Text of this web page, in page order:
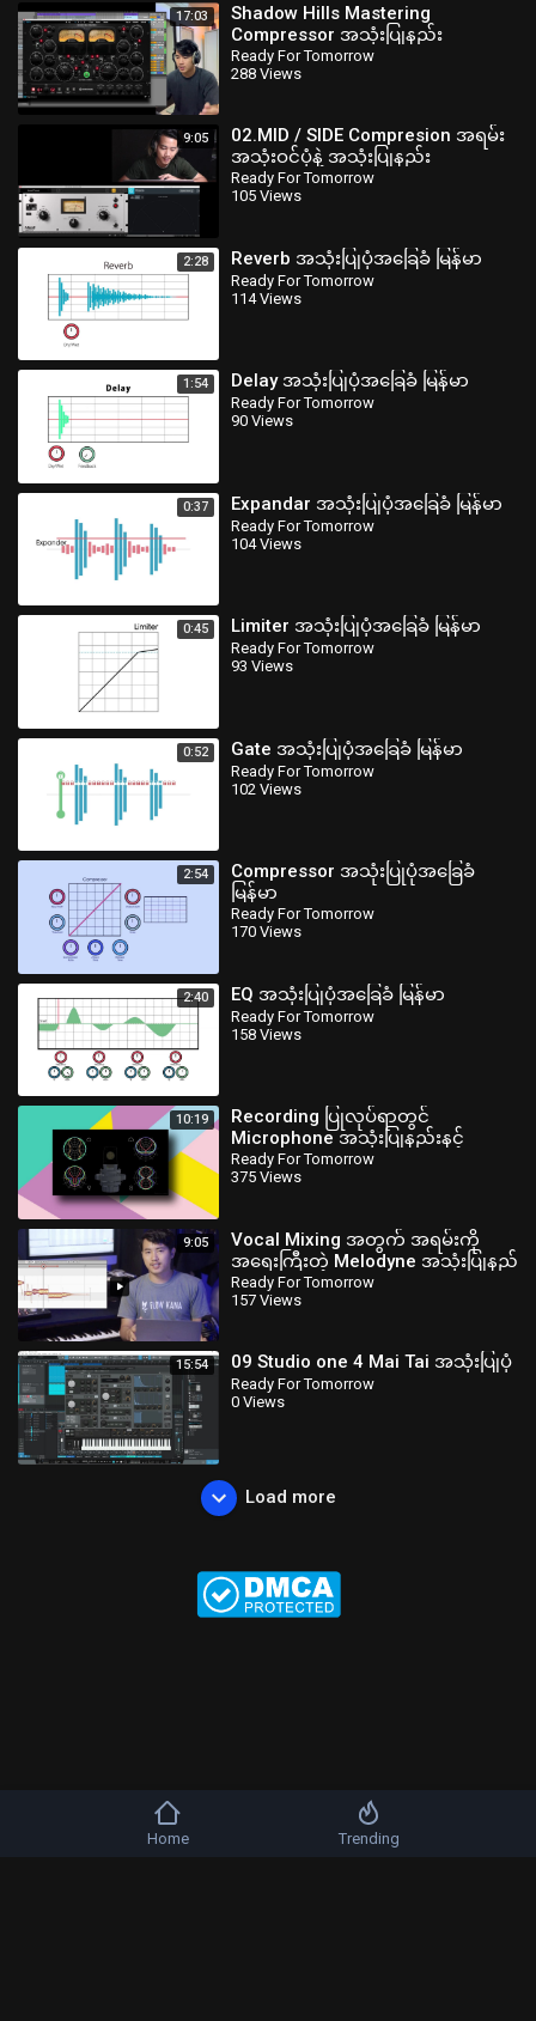
17:03
Shadow Hills Mastering
Compressor အသုံးပြုနည်း
Ready For Tomorrow
288 Views
9:05
02.MID / SIDE Compresion အရမ်း
အသုံးဝင်ပုံနဲ့ အသုံးပြုနည်း
Ready For Tomorrow
105 Views
2:28 Reverb အသုံးပြုပုံအခြေခံ မြန်မာ
Ready For Tomorrow
114 Views
1:54 Delay အသုံးပြုပုံအခြေခံ မြန်မာ
Ready For Tomorrow
90 Views
0:37 Expandar အသုံးပြုပုံအခြေခံ မြန်မာ
Ready For Tomorrow
104 Views
0:45 Limiter အသုံးပြုပုံအခြေခံ မြန်မာ
Ready For Tomorrow
93 Views
0:52 Gate အသုံးပြုပုံအခြေခံ မြန်မာ
Ready For Tomorrow
102 Views
2:54
Compressor အသုံးပြုပုံအခြေခံ
မြန်မာ
Ready For Tomorrow
170 Views
2:40 EQ အသုံးပြုပုံအခြေခံ မြန်မာ
Ready For Tomorrow
158 Views
10:19
Recording ပြုလုပ်ရာတွင်
Microphone အသုံးပြုနည်းနင့်
အသုံးပြုပုံများ
Ready For Tomorrow
375 Views
9:05
Vocal Mixing အတွက် အရမ်းကို
အရေးကြီးတဲ့ Melodyne အသုံးပြုနည်
Ready For Tomorrow
157 Views
15:54 09 Studio one 4 Mai Tai အသုံးပြုပုံ
Ready For Tomorrow
0 Views
Load more
Copyright © 2026 b-artists. All rights reserved.
Home Trending